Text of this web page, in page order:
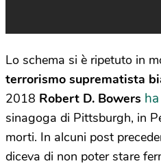
Lo schema si è ripetuto in
terrorismo suprematista
2018 Robert D. Bowers
sinagoga di Pittsburgh, in
morti. In alcuni post
diceva di non poter stare